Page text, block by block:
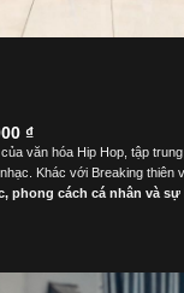
₫.
₫Giá
hiện
tại
là:
3,300,000 ₫.
văn hóa Hip Hop, tập
Khác với Breaking thiên
phong cách cá nhân và